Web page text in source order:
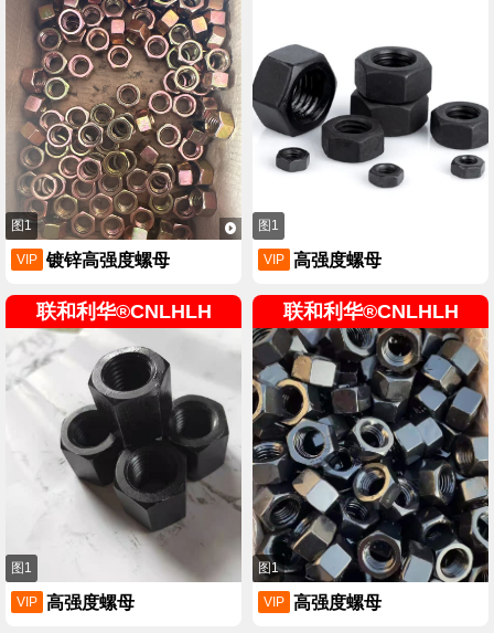
图1
VIP 镀锌高强度螺母
图1
VIP 高强度螺母
联和利华®CNLHLH
图1
VIP 高强度螺母
联和利华®CNLHLH
图1
VIP 高强度螺母